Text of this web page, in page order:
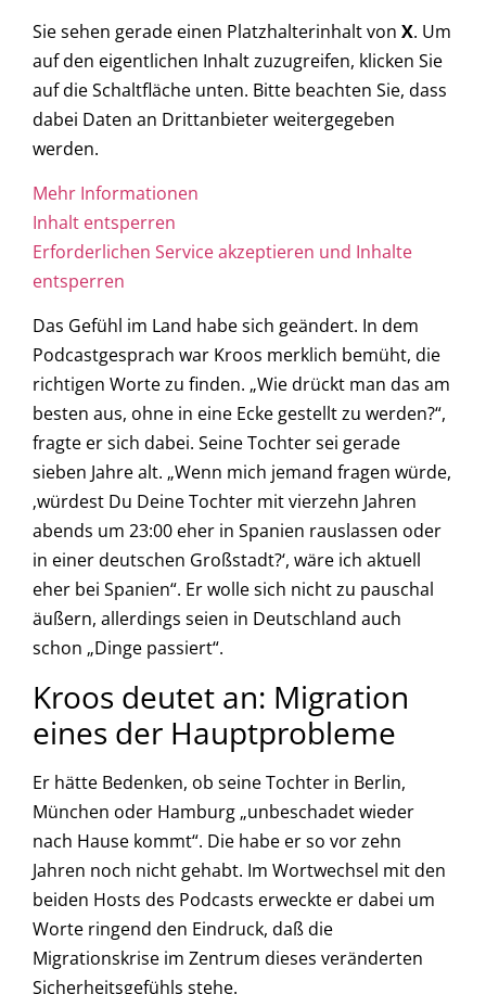
Sie sehen gerade einen Platzhalterinhalt von X. Um
auf den eigentlichen Inhalt zuzugreifen, klicken Sie
auf die Schaltfläche unten. Bitte beachten Sie, dass
dabei Daten an Drittanbieter weitergegeben
werden.
Mehr Informationen
Inhalt entsperren
Erforderlichen Service akzeptieren und Inhalte
entsperren
Das Gefühl im Land habe sich geändert. In dem
Podcastgesprach war Kroos merklich bemüht, die
richtigen Worte zu finden. „Wie drückt man das am
besten aus, ohne in eine Ecke gestellt zu werden?“,
fragte er sich dabei. Seine Tochter sei gerade
sieben Jahre alt. „Wenn mich jemand fragen würde,
‚würdest Du Deine Tochter mit vierzehn Jahren
abends um 23:00 eher in Spanien rauslassen oder
in einer deutschen Großstadt?‘, wäre ich aktuell
eher bei Spanien“. Er wolle sich nicht zu pauschal
äußern, allerdings seien in Deutschland auch
schon „Dinge passiert“.
Kroos deutet an: Migration
eines der Hauptprobleme
Er hätte Bedenken, ob seine Tochter in Berlin,
München oder Hamburg „unbeschadet wieder
nach Hause kommt“. Die habe er so vor zehn
Jahren noch nicht gehabt. Im Wortwechsel mit den
beiden Hosts des Podcasts erweckte er dabei um
Worte ringend den Eindruck, daß die
Migrationskrise im Zentrum dieses veränderten
Sicherheitsgefühls stehe.